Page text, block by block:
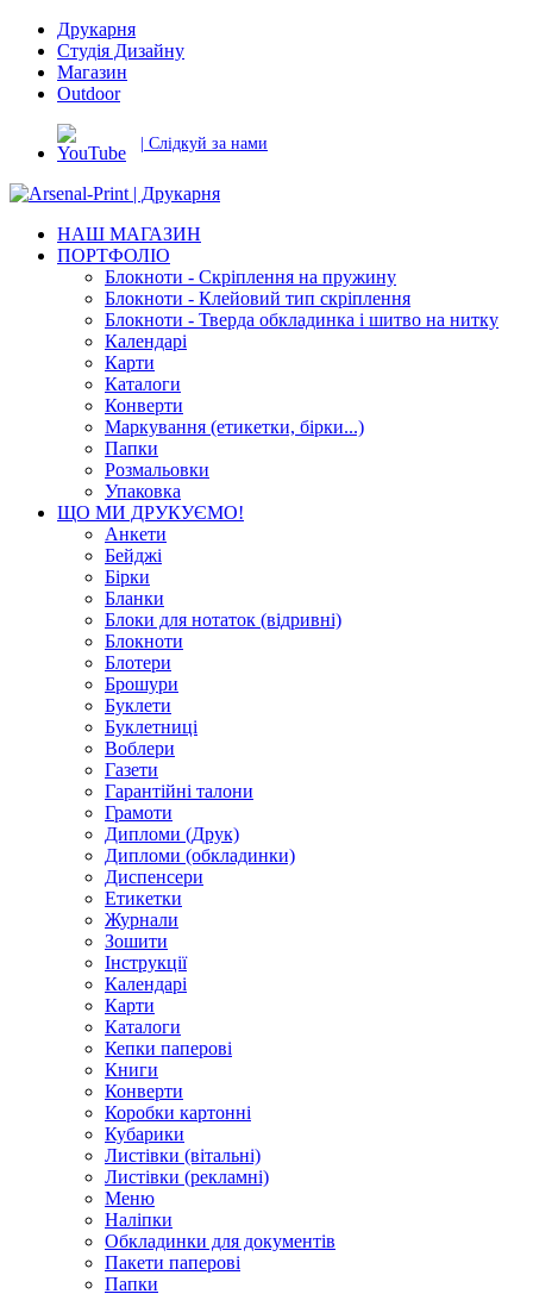
Друкарня
Студія Дизайну
Магазин
Outdoor
| Слідкуй за нами
НАШ МАГАЗИН
ПОРТФОЛІО
Блокноти - Скріплення на пружину
Блокноти - Клейовий тип скріплення
Блокноти - Тверда обкладинка і шитво на нитку
Календарі
Карти
Каталоги
Конверти
Маркування (етикетки, бірки...)
Папки
Розмальовки
Упаковка
ЩО МИ ДРУКУЄМО!
Анкети
Бейджі
Бірки
Бланки
Блоки для нотаток (відривні)
Блокноти
Блотери
Брошури
Буклети
Буклетниці
Воблери
Газети
Гарантійні талони
Грамоти
Дипломи (Друк)
Дипломи (обкладинки)
Диспенсери
Етикетки
Журнали
Зошити
Інструкції
Календарі
Карти
Каталоги
Кепки паперові
Книги
Конверти
Коробки картонні
Кубарики
Листівки (вітальні)
Листівки (рекламні)
Меню
Наліпки
Обкладинки для документів
Пакети паперові
Папки